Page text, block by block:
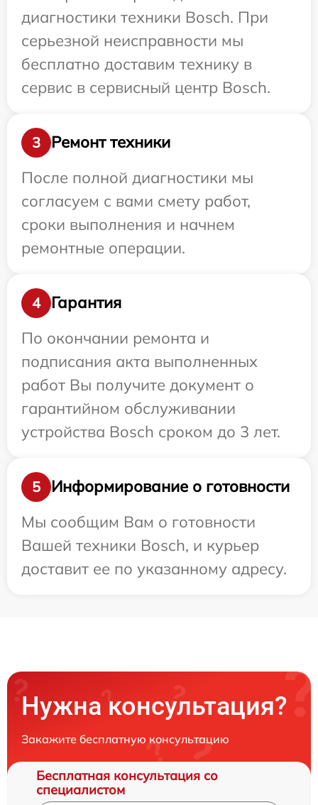
диагностики техники Bosch. При
серьезной неисправности мы
бесплатно доставим технику в
сервис в сервисный центр Bosch.
3
Ремонт техники
После полной диагностики мы
согласуем с вами смету работ,
сроки выполнения и начнем
ремонтные операции.
4
Гарантия
По окончании ремонта и
подписания акта выполненных
работ Вы получите документ о
гарантийном обслуживании
устройства Bosch сроком до 3 лет.
5
Информирование о готовности
Мы сообщим Вам о готовности
Вашей техники Bosch, и курьер
доставит ее по указанному адресу.
Нужна консультация?
Закажите бесплатную консультацию
Бесплатная консультация со
специалистом